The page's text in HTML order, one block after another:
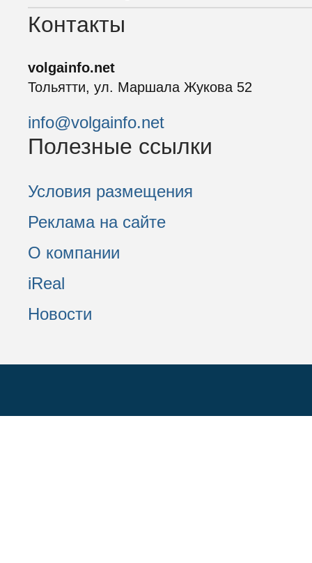
Контакты
volgainfo.net
Тольятти, ул. Маршала Жукова 52
info@volgainfo.net
Полезные ссылки
Условия размещения
Реклама на сайте
О компании
iReal
Новости